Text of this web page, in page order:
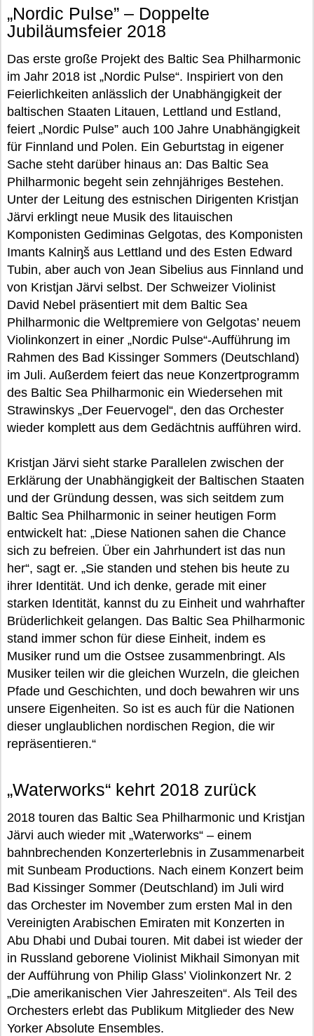
„Nordic Pulse” – Doppelte
Jubiläumsfeier 2018
Das erste große Projekt des Baltic Sea Philharmonic
im Jahr 2018 ist „Nordic Pulse“. Inspiriert von den
Feierlichkeiten anlässlich der Unabhängigkeit der
baltischen Staaten Litauen, Lettland und Estland,
feiert „Nordic Pulse” auch 100 Jahre Unabhängigkeit
für Finnland und Polen. Ein Geburtstag in eigener
Sache steht darüber hinaus an: Das Baltic Sea
Philharmonic begeht sein zehnjähriges Bestehen.
Unter der Leitung des estnischen Dirigenten Kristjan
Järvi erklingt neue Musik des litauischen
Komponisten Gediminas Gelgotas, des Komponisten
Imants Kalniᶇš aus Lettland und des Esten Edward
Tubin, aber auch von Jean Sibelius aus Finnland und
von Kristjan Järvi selbst. Der Schweizer Violinist
David Nebel präsentiert mit dem Baltic Sea
Philharmonic die Weltpremiere von Gelgotas’ neuem
Violinkonzert in einer „Nordic Pulse“-Aufführung im
Rahmen des Bad Kissinger Sommers (Deutschland)
im Juli. Außerdem feiert das neue Konzertprogramm
des Baltic Sea Philharmonic ein Wiedersehen mit
Strawinskys „Der Feuervogel“, den das Orchester
wieder komplett aus dem Gedächtnis aufführen wird.
Kristjan Järvi sieht starke Parallelen zwischen der
Erklärung der Unabhängigkeit der Baltischen Staaten
und der Gründung dessen, was sich seitdem zum
Baltic Sea Philharmonic in seiner heutigen Form
entwickelt hat: „Diese Nationen sahen die Chance
sich zu befreien. Über ein Jahrhundert ist das nun
her“, sagt er. „Sie standen und stehen bis heute zu
ihrer Identität. Und ich denke, gerade mit einer
starken Identität, kannst du zu Einheit und wahrhafter
Brüderlichkeit gelangen. Das Baltic Sea Philharmonic
stand immer schon für diese Einheit, indem es
Musiker rund um die Ostsee zusammenbringt. Als
Musiker teilen wir die gleichen Wurzeln, die gleichen
Pfade und Geschichten, und doch bewahren wir uns
unsere Eigenheiten. So ist es auch für die Nationen
dieser unglaublichen nordischen Region, die wir
repräsentieren.“
„Waterworks“ kehrt 2018 zurück
2018 touren das Baltic Sea Philharmonic und Kristjan
Järvi auch wieder mit „Waterworks“ – einem
bahnbrechenden Konzerterlebnis in Zusammenarbeit
mit Sunbeam Productions. Nach einem Konzert beim
Bad Kissinger Sommer (Deutschland) im Juli wird
das Orchester im November zum ersten Mal in den
Vereinigten Arabischen Emiraten mit Konzerten in
Abu Dhabi und Dubai touren. Mit dabei ist wieder der
in Russland geborene Violinist Mikhail Simonyan mit
der Aufführung von Philip Glass’ Violinkonzert Nr. 2
„Die amerikanischen Vier Jahreszeiten“. Als Teil des
Orchesters erlebt das Publikum Mitglieder des New
Yorker Absolute Ensembles.